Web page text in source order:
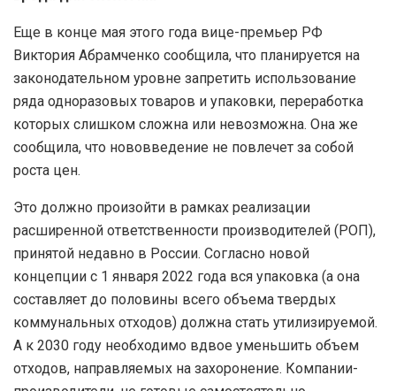
Еще в конце мая этого года вице-премьер РФ
Виктория Абрамченко сообщила, что планируется на
законодательном уровне запретить использование
ряда одноразовых товаров и упаковки, переработка
которых слишком сложна или невозможна. Она же
сообщила, что нововведение не повлечет за собой
роста цен.
Это должно произойти в рамках реализации
расширенной ответственности производителей (РОП),
принятой недавно в России. Согласно новой
концепции с 1 января 2022 года вся упаковка (а она
составляет до половины всего объема твердых
коммунальных отходов) должна стать утилизируемой.
А к 2030 году необходимо вдвое уменьшить объем
отходов, направляемых на захоронение. Компании-